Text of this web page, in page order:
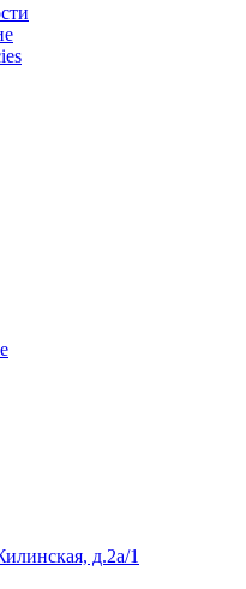
д.2а/1